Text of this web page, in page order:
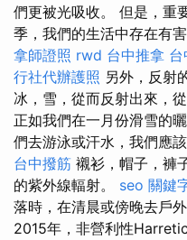
們更被光吸收。 但是，重
季，我們的生活中存在有
拿師證照 rwd 台中推拿
行社代辦護照 另外，反射
冰，雪，從而反射出來，
正如我們在一月份滑雪的
們去游泳或汗水，我們應
台中撥筋 襯衫，帽子，褲
的紫外線輻射。 seo 關鍵
落時，在清晨或傍晚去戶外
2015年，非營利性